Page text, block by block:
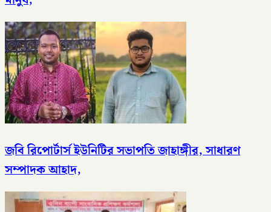
জবি রিপোর্টার্স ইউনিটির সভাপতি জাহাঙ্গীর, সাধারণ
সম্পাদক আহাদ,